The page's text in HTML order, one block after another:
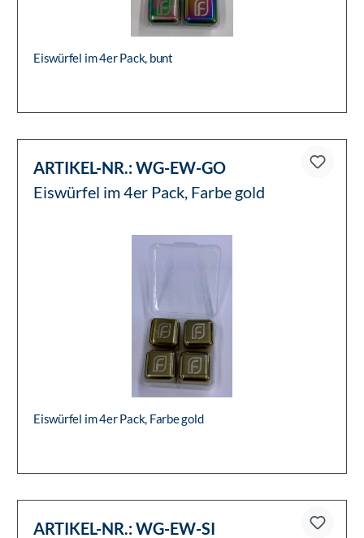
Eiswürfel im 4er Pack, bunt
ARTIKEL-NR.:WG-EW-GO
Eiswürfel im 4er Pack, Farbe gold
Eiswürfel im 4er Pack, Farbe gold
ARTIKEL-NR.:WG-EW-SI